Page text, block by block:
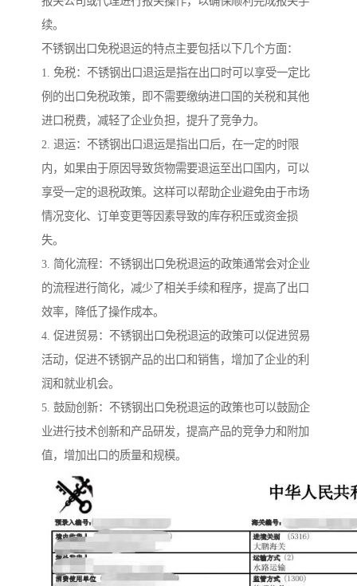
续。
不锈钢出口免税退运的特点主要包括以下几个方面：
1. 免税：不锈钢出口退运是指在出口时可以享受一定比
例的出口免税政策，即不需要缴纳进口国的关税和其他
进口税费，减轻了企业负担，提升了竞争力。
2. 退运：不锈钢出口退运是指出口后，在一定的时限
内，如果由于原因导致货物需要退运至出口国内，可以
享受一定的退税政策。这样可以帮助企业避免由于市场
情况变化、订单变更等因素导致的库存积压或资金损
失。
3. 简化流程：不锈钢出口免税退运的政策通常会对企业
的流程进行简化，减少了相关手续和程序，提高了出口
效率，降低了操作成本。
4. 促进贸易：不锈钢出口免税退运的政策可以促进贸易
活动，促进不锈钢产品的出口和销售，增加了企业的利
润和就业机会。
5. 鼓励创新：不锈钢出口免税退运的政策也可以鼓励企
业进行技术创新和产品研发，提高产品的竞争力和附加
值，增加出口的质量和规模。